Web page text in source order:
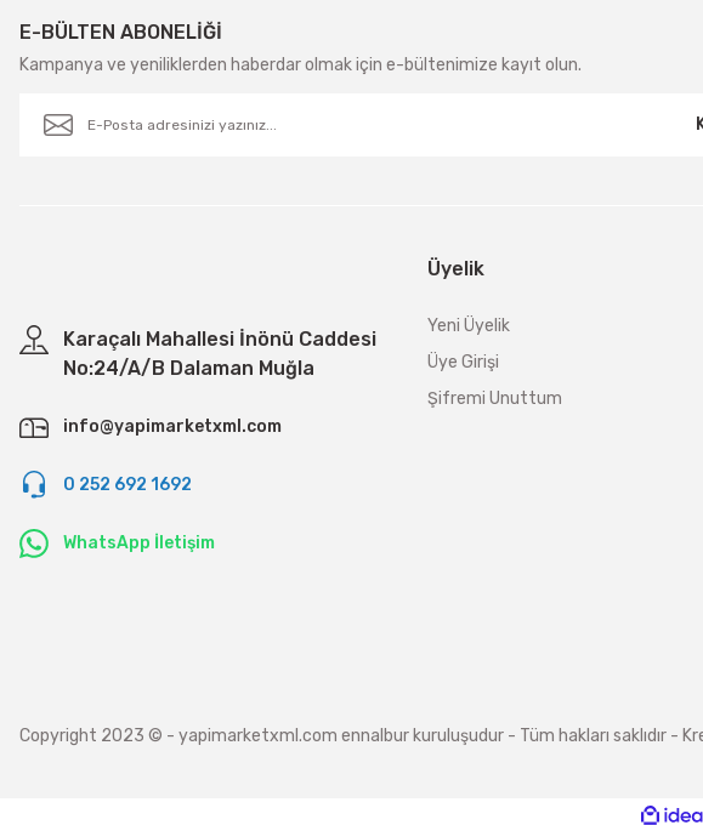
E-BÜLTEN ABONELİĞİ
Kampanya ve yeniliklerden haberdar olmak için e-bültenimize kayıt olun.
Karaçalı Mahallesi İnönü Caddesi
No:24/A/B Dalaman Muğla
info@yapimarketxml.com
0 252 692 1692
WhatsApp İletişim
Üyelik
Yeni Üyelik
Üye Girişi
Şifremi Unuttum
Copyright 2023 © - yapimarketxml.com ennalbur kuruluşudur - Tüm hakları saklıdır -